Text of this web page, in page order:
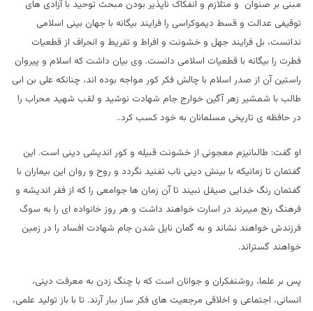
مبنی بر صنوان و متلازم و انفکاک ناپذیر بودن مبحث توحید با آزادی های
توقیفی عدالت و قسط دیموکراسی را فرایند بیگانه با جهان بینی اسلامی
ندانست، بل فرایند جهل و خشونت و افراط و تفریط و انحراف از قطعیات
فطرت را بیگانه با قطعیات اسلامی دانست. وی بیان داشت که اسلام و پیروان
راستین آن از صدر اسلام با چالش فکر کور مواجه بوده اند، چنانکه علی بن ابی
طالب با شمشیر زهر آگین خوارج جام شهادت نوشید و لقب شهید محراب را
در حافظه ی تاریخی مسلمانان به خود کسب کرد..
او گفت: طالبانیزم معجونی از خشونت قبیله و کور اندیشی دینی است. این
گفتمان تا زمانیکه با بینش دینی ناب تفنید نگردد و روح و روان این بیماران با
گفتمان رنگ خدایی صیقل نبیند تا آن زمان ها جوامعی را که از فقر اندیشه و
فرهنگ رنج میبرند در اسارت خواهند داشت و هر روز خانواده ای را به سوگ
فرزندش خواهند نشاند و به گمان نایل شدن جام شهادت افساد را در زمین
خواهند گستراند.
پس بر علما، روشنفکران و جوانان است که با چنگ زدن به معرفت دینی،
انسانی، اجتماعی و اخلاقی مرجعیت های فکر ساز ببار آرند. تا با باز تولید علمی،